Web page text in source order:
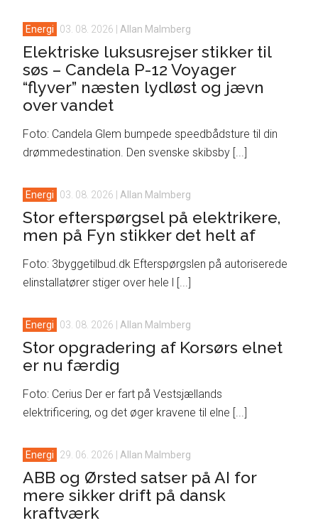
Energi 03. 08. 2026 Allan Malmberg
Elektriske luksusrejser stikker til
søs – Candela P-12 Voyager
“flyver” næsten lydløst og jævn
over vandet
Foto: Candela Glem bumpede speedbådsture til din
drømmedestination. Den svenske skibsby [...]
Energi 03. 08. 2026 Allan Malmberg
Stor efterspørgsel på elektrikere,
men på Fyn stikker det helt af
Foto: 3byggetilbud.dk Efterspørgslen på autoriserede
elinstallatører stiger over hele l [...]
Energi 03. 08. 2026 Allan Malmberg
Stor opgradering af Korsørs elnet
er nu færdig
Foto: Cerius Der er fart på Vestsjællands
elektrificering, og det øger kravene til elne [...]
Energi 29. 06. 2026 Allan Malmberg
ABB og Ørsted satser på AI for
mere sikker drift på dansk
kraftværk